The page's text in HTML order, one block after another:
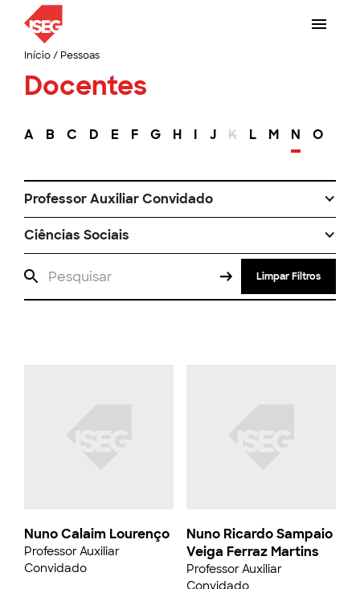
Início/ Pessoas
Docentes
A B C D E F G H I J K L M N O
Professor Auxiliar Convidado
Ciências Sociais
Limpar Filtros
Nuno Calaim Lourenço
Professor Auxiliar
Convidado
Nuno Ricardo Sampaio
Veiga Ferraz Martins
Professor Auxiliar
Convidado